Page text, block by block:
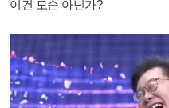
이건 모순 아닌가?